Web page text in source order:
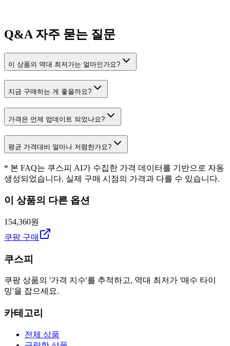
Q&A 자주 묻는 질문
이 상품의 역대 최저가는 얼마인가요?
지금 구매하는 게 좋을까요?
가격은 언제 업데이트 되었나요?
평균 가격대비 얼마나 저렴한가요?
* 본 FAQ는 쿠스피 AI가 수집한 가격 데이터를 기반으로 자동
생성되었습니다. 실제 구매 시점의 가격과 다를 수 있습니다.
이 상품의 다른 옵션
154,360원
쿠팡 구매
쿠스피
쿠팡 상품의 '가격 지수'를 추적하고, 역대 최저가 '매수 타이
밍'을 잡으세요.
카테고리
전체 상품